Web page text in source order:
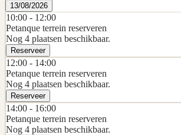
13/08/2026
10:00 - 12:00
Petanque terrein reserveren
Nog 4 plaatsen beschikbaar.
Reserveer
12:00 - 14:00
Petanque terrein reserveren
Nog 4 plaatsen beschikbaar.
Reserveer
14:00 - 16:00
Petanque terrein reserveren
Nog 4 plaatsen beschikbaar.